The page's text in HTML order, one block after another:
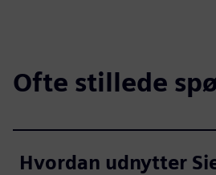
Ofte stillede
Hvordan udnytter